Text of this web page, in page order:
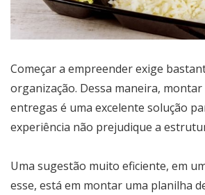
Começar a empreender exige
organização. Dessa maneira,
entregas é uma excelente solução
experiência não prejudique a
Uma sugestão muito eficiente, em
esse, está em montar uma planilha